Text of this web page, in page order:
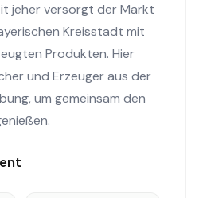
jeher versorgt der Markt
Kreisstadt mit
Produkten. Hier
und Erzeuger aus der
um gemeinsam den